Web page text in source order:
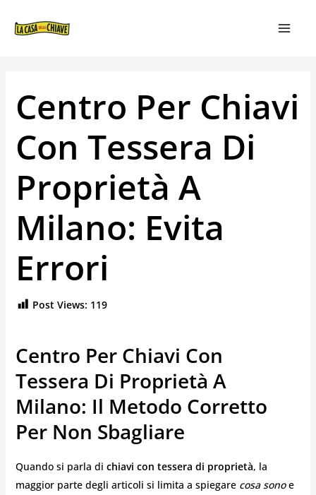
Centro Per Chiavi
Con Tessera Di
Proprietà A
Milano: Evita
Errori
Post Views: 119
Centro Per Chiavi Con
Tessera Di Proprietà A
Milano: Il Metodo Corretto
Per Non Sbagliare
Quando si parla di chiavi con tessera di proprietà, la
maggior parte degli articoli si limita a spiegare cosa sonoe
ARTICOLI